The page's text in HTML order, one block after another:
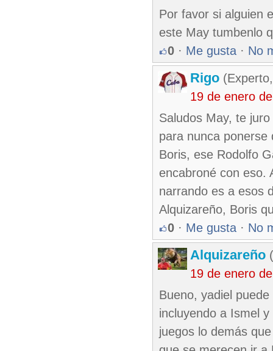
Por favor si alguien
este May tumbenlo
0 · Me gusta · No
Rigo
19 de enero
Saludos May, te
para nunca ponerse
Boris, ese Rodolfo
encabroné con eso.
narrando es a esos
Alquizareño, Boris
0 · Me gusta · No
Alquizareño
19 de enero
Bueno, yadiel
incluyendo a Ismel
juegos lo demás